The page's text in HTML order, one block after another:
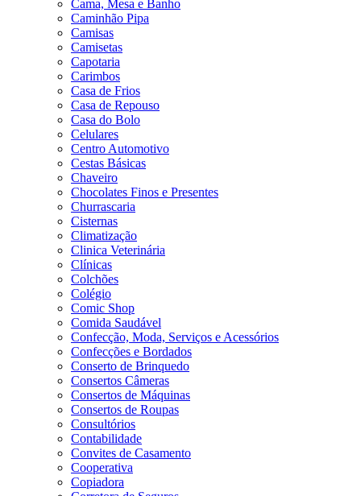
Cama, Mesa e Banho
Caminhão Pipa
Camisas
Camisetas
Capotaria
Carimbos
Casa de Frios
Casa de Repouso
Casa do Bolo
Celulares
Centro Automotivo
Cestas Básicas
Chaveiro
Chocolates Finos e Presentes
Churrascaria
Cisternas
Climatização
Clinica Veterinária
Clínicas
Colchões
Colégio
Comic Shop
Comida Saudável
Confecção, Moda, Serviços e Acessórios
Confecções e Bordados
Conserto de Brinquedo
Consertos Câmeras
Consertos de Máquinas
Consertos de Roupas
Consultórios
Contabilidade
Convites de Casamento
Cooperativa
Copiadora